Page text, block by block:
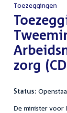
Toezeggingen
:
zorg
Status:
De minister voor